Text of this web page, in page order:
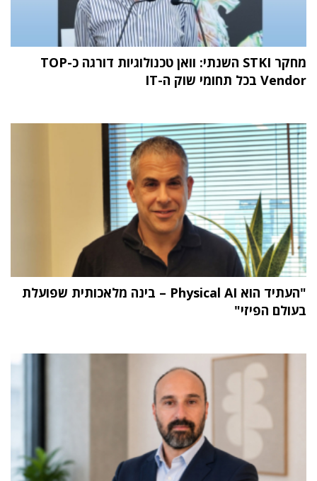
מחקר STKI השנתי: וואן טכנולוגיות דורגה כ-TOP
Vendor בכל תחומי שוק ה-IT
"העתיד הוא Physical AI – בינה מלאכותית שפועלת
בעולם הפיזי"